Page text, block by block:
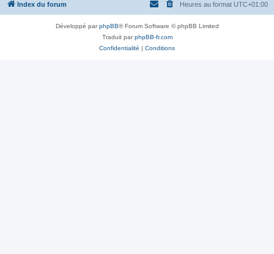
Index du forum Heures au format UTC+01:00
Développé parphpBB® Forum Software © phpBB Limited
Traduit parphpBB-fr.com
Confidentialité | Conditions